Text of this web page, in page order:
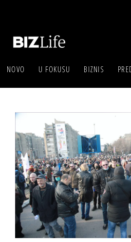
NOVO U FOKUSU BIZNIS